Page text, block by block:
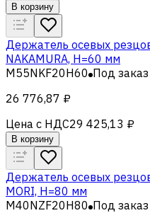
В корзину
Держатель осевых
NAKAMURA, H=60 мм
M55NKF20H60 Под заказ
26 776,87 ₽
Цена с НДС29 425,13 ₽
В корзину
Держатель осевых
MORI, H=80 мм
M40NZF20H80 Под заказ